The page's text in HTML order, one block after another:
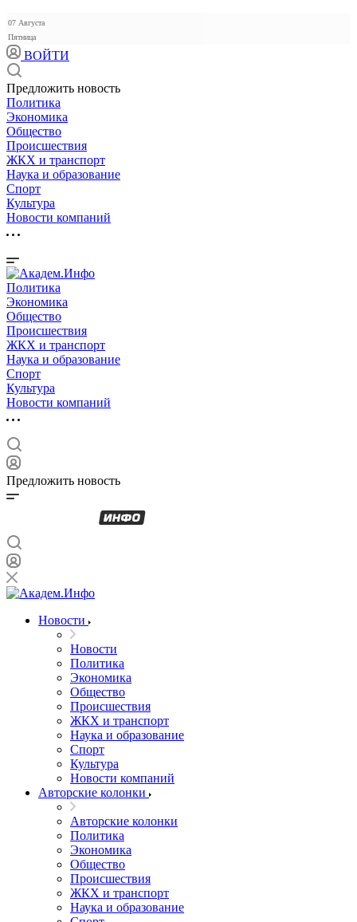
07 Августа
Пятница
ВОЙТИ
Предложить новость
Политика
Экономика
Общество
Происшествия
ЖКХ и транспорт
Наука и образование
Спорт
Культура
Новости компаний
Политика
Экономика
Общество
Происшествия
ЖКХ и транспорт
Наука и образование
Спорт
Культура
Новости компаний
Предложить новость
Новости
Новости
Политика
Экономика
Общество
Происшествия
ЖКХ и транспорт
Наука и образование
Спорт
Культура
Новости компаний
Авторские колонки
Авторские колонки
Политика
Экономика
Общество
Происшествия
ЖКХ и транспорт
Наука и образование